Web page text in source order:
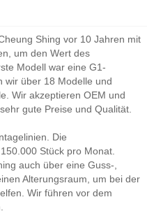
Shing vor 10 Jahren mit
um den Wert des
Modell war eine G1-
wir über 18 Modelle und
Wir akzeptieren OEM und
gute Preise und Qualität.
Die
Stück pro Monat.
auch über eine Guss-,
Alterungsraum, um bei der
Wir führen vor dem